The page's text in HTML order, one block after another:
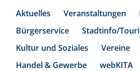
Aktuelles Veranstaltungen
Bürgerservice
Stadtinfo/
Kultur und Soziales
Vereine
Handel & Gewerbe
webKITA